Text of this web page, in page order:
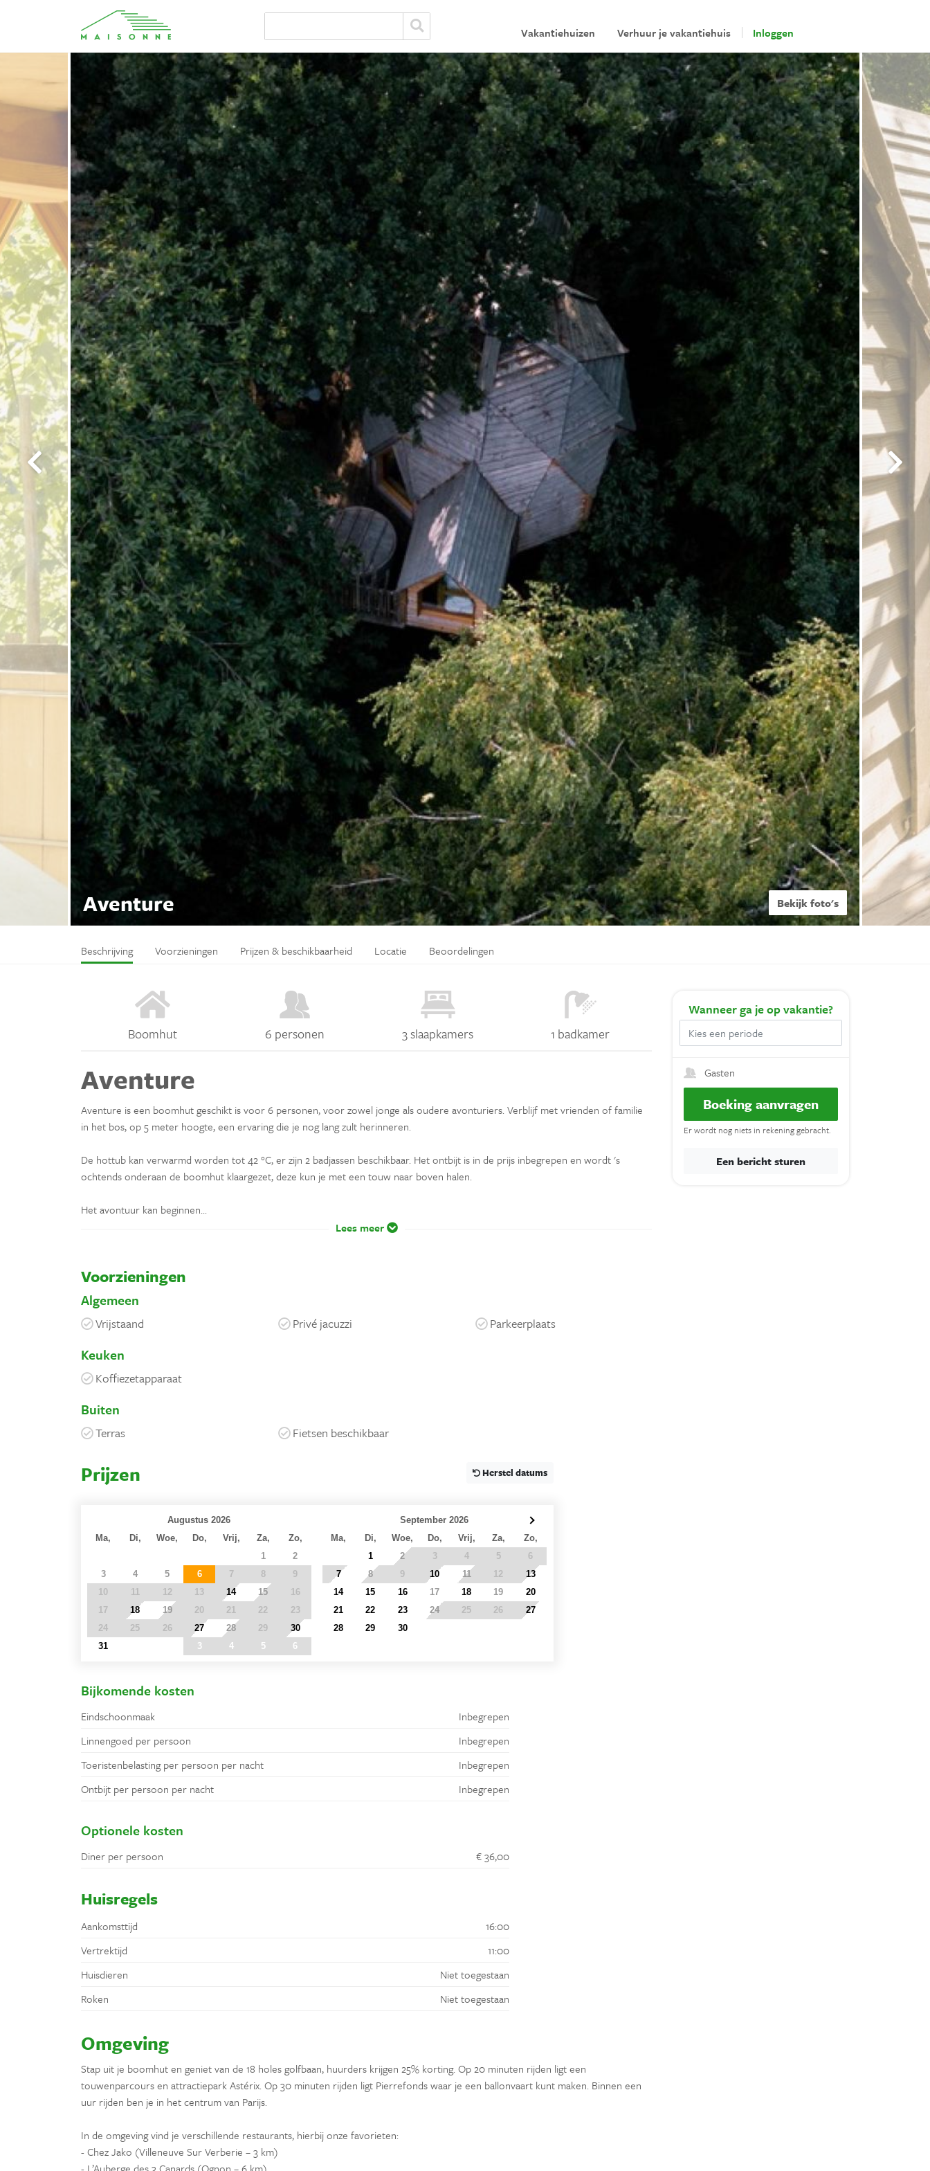
Vakantiehuizen Verhuur je vakantiehuis Inloggen
Aventure Bekijk foto's
Beschrijving Voorzieningen Prijzen & beschikbaarheid Locatie Beoordelingen
Boomhut 6 personen 3 slaapkamers 1 badkamer
Aventure
Aventure is een boomhut geschikt is voor 6 personen, voor zowel jonge als oudere avonturiers. Verblijf met vrienden of familie
in het bos, op 5 meter hoogte, een ervaring die je nog lang zult herinneren.
De hottub kan verwarmd worden tot 42 °C, er zijn 2 badjassen beschikbaar. Het ontbijt is in de prijs inbegrepen en wordt 's
ochtends onderaan de boomhut klaargezet, deze kun je met een touw naar boven halen.
Het avontuur kan beginnen...
Lees meer
Voorzieningen
Algemeen
Vrijstaand Privé jacuzzi Parkeerplaats
Keuken
Koffiezetapparaat
Buiten
Terras Fietsen beschikbaar
Prijzen Herstel datums
Augustus 2026
Ma,
Di, Woe, Do, Vrij, Za,
Zo,
1
2
3
4 5 6 7 8
9
10
11 12 13 14 15
16
17
18 19 20 21 22
23
24
25 26 27 28 29
30
31
3 4 5 6
September 2026
Ma,
Di, Woe, Do, Vrij, Za,
Zo,
1 2 3 4 5
6
7
8 9 10 11 12
13
14
15 16 17 18 19
20
21
22 23 24 25 26
27
28
29 30
Bijkomende kosten
Eindschoonmaak
Inbegrepen
Linnengoed per persoon
Inbegrepen
Toeristenbelasting per persoon per nacht
Inbegrepen
Ontbijt per persoon per nacht
Inbegrepen
Optionele kosten
Diner per persoon € 36,00
Huisregels
Aankomsttijd
16:00
Vertrektijd
11:00
Huisdieren
Niet toegestaan
Roken
Niet toegestaan
Omgeving
Stap uit je boomhut en geniet van de 18 holes golfbaan, huurders krijgen 25% korting. Op 20 minuten rijden ligt een
touwenparcours en attractiepark Astérix. Op 30 minuten rijden ligt Pierrefonds waar je een ballonvaart kunt maken. Binnen een
uur rijden ben je in het centrum van Parijs.
In de omgeving vind je verschillende restaurants, hierbij onze favorieten:
- Chez Jako (Villeneuve Sur Verberie – 3 km)
- L’Auberge des 3 Canards (Ognon – 6 km)
Wanneerga je op vakantie?
Gasten
Boeking aanvragen
Er wordt nog niets in rekening gebracht.
Een bericht sturen